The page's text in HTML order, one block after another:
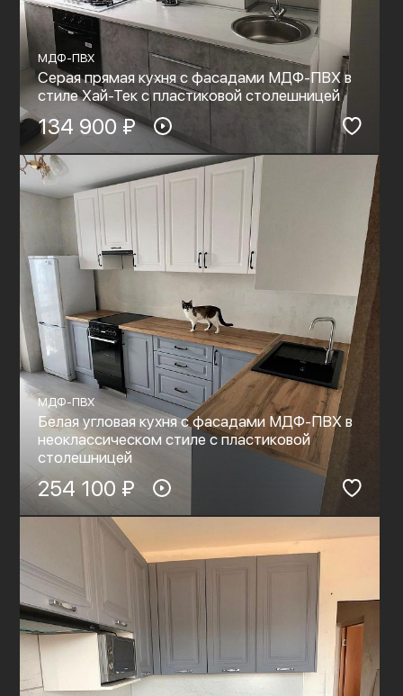
МДФ-ПВХ
Серая прямая кухня с фасадами МДФ-ПВХ в
стиле Хай-Тек с пластиковой столешницей
134 900 ₽
МДФ-ПВХ
Белая угловая кухня с фасадами МДФ-ПВХ в
неоклассическом стиле с пластиковой
столешницей
254 100 ₽